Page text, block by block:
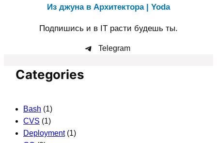
Из джуна в Архитектора | Yoda
Подпишись и в IT расти будешь ты.
Telegram
Categories
Bash (1)
CVS (1)
Deployment(1)